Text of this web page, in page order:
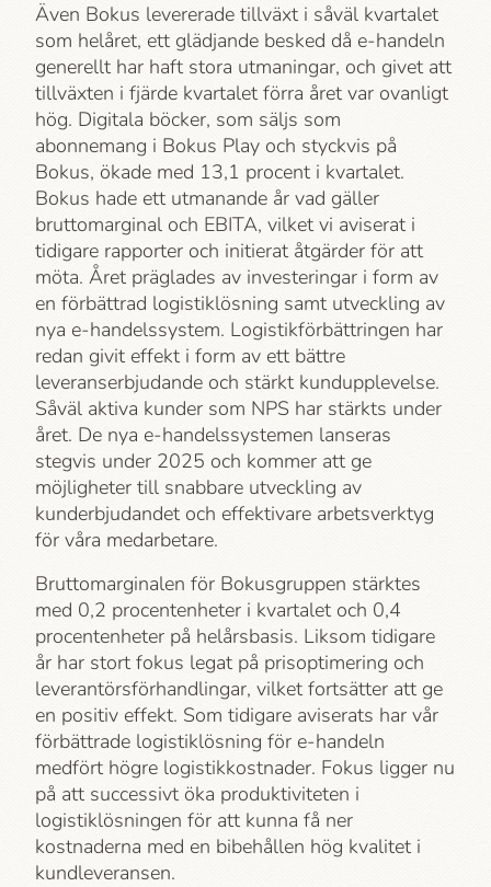
Även Bokus levererade tillväxt i såväl kvartalet
som helåret, ett glädjande besked då e-handeln
generellt har haft stora utmaningar, och givet att
tillväxten i fjärde kvartalet förra året var ovanligt
hög. Digitala böcker, som säljs som
abonnemang i Bokus Play och styckvis på
Bokus, ökade med 13,1 procent i kvartalet.
Bokus hade ett utmanande år vad gäller
bruttomarginal och EBITA, vilket vi aviserat i
tidigare rapporter och initierat åtgärder för att
möta. Året präglades av investeringar i form av
en förbättrad logistiklösning samt utveckling av
nya e-handelssystem. Logistikförbättringen har
redan givit effekt i form av ett bättre
leveranserbjudande och stärkt kundupplevelse.
Såväl aktiva kunder som NPS har stärkts under
året. De nya e-handelssystemen lanseras
stegvis under 2025 och kommer att ge
möjligheter till snabbare utveckling av
kunderbjudandet och effektivare arbetsverktyg
för våra medarbetare.
Bruttomarginalen för Bokusgruppen stärktes
med 0,2 procentenheter i kvartalet och 0,4
procentenheter på helårsbasis. Liksom tidigare
år har stort fokus legat på prisoptimering och
leverantörsförhandlingar, vilket fortsätter att ge
en positiv effekt. Som tidigare aviserats har vår
förbättrade logistiklösning för e-handeln
medfört högre logistikkostnader. Fokus ligger nu
på att successivt öka produktiviteten i
logistiklösningen för att kunna få ner
kostnaderna med en bibehållen hög kvalitet i
kundleveransen.